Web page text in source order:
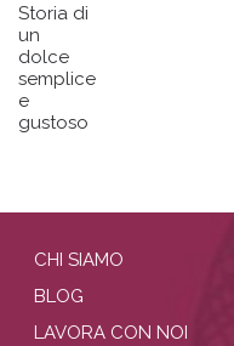
Storia di
un
dolce
semplice
e
gustoso
CHI SIAMO
BLOG
LAVORA CON NOI